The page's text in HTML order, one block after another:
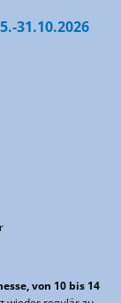
31.10.2026
von 10 bis 14